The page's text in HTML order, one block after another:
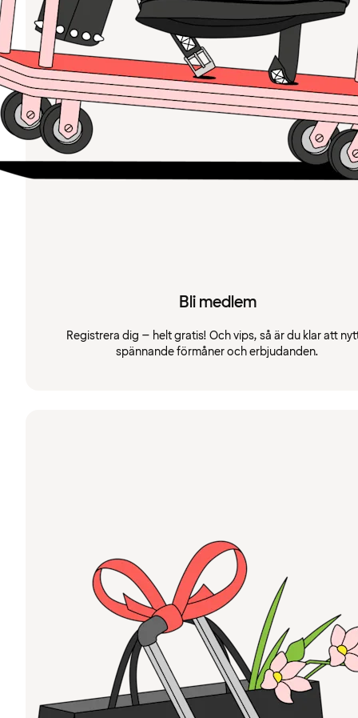
Bli medlem
Registrera dig – helt gratis! Och vips, så är du klar att
spännande förmåner och erbjudanden.